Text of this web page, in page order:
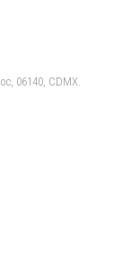
06140, CDMX.